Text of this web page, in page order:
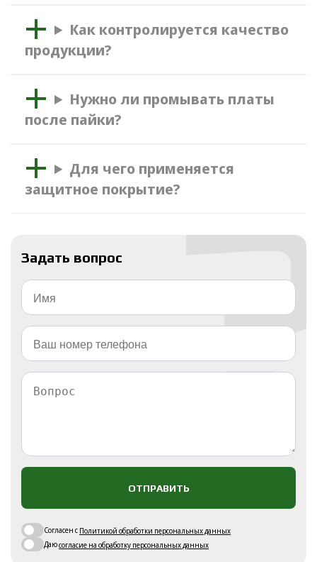
Как контролируется качество
продукции?
Нужно ли промывать платы
после пайки?
Для чего применяется
защитное покрытие?
Задать вопрос
ОТПРАВИТЬ
Согласен с Политикой обработки персональных данных
Даюсогласие на обработку персональных данных